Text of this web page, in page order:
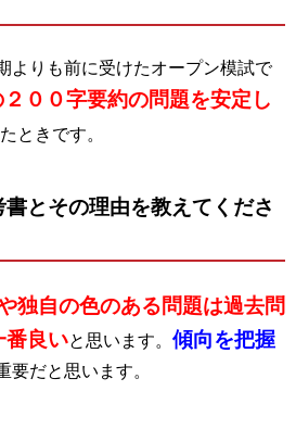
よりも前に受けたオープン模試で
２００字要約の問題を安定し
ときです。
とその理由を教えてくださ
独自の色のある問題は過去問
番良いと思います。 傾向を把握
要だと思います。